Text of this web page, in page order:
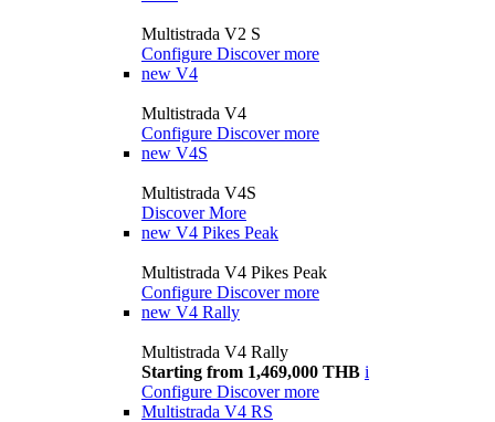
Multistrada V2 S
Configure Discover more
new V4
Multistrada V4
Configure Discover more
new V4S
Multistrada V4S
Discover More
new V4 Pikes Peak
Multistrada V4 Pikes Peak
Configure Discover more
new V4 Rally
Multistrada V4 Rally
Starting from 1,469,000 THB i
Configure Discover more
Multistrada V4 RS